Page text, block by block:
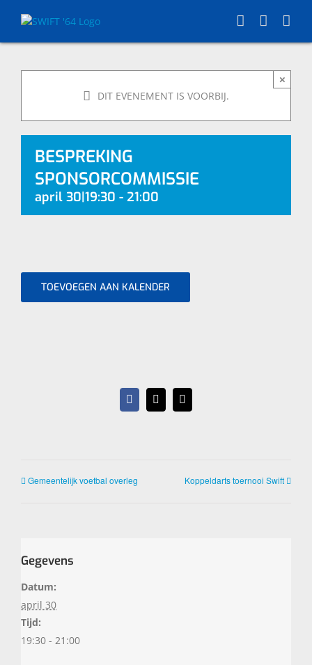
DIT EVENEMENT IS VOORBIJ.
×
BESPREKING
SPONSORCOMMISSIE
april 30|19:30 - 21:00
TOEVOEGEN AAN KALENDER
Facebook
X
E-
mail
Gemeentelijk voetbal overleg Koppeldarts toernooi Swift
Gegevens
Datum:
april 30
Tijd:
19:30 - 21:00